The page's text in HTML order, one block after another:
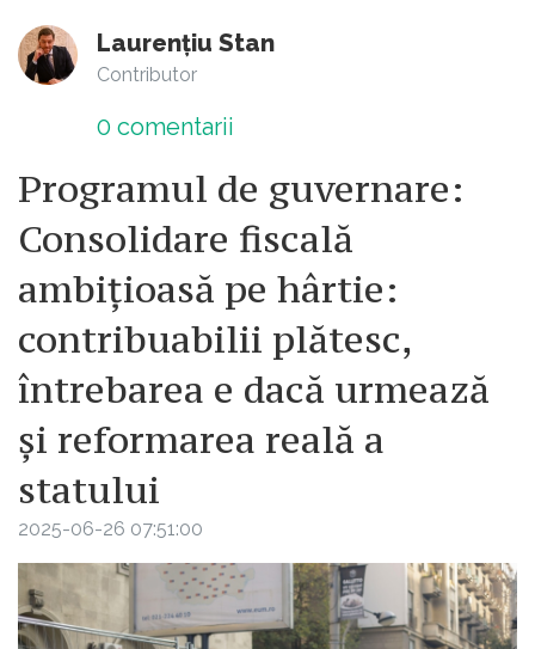
Laurențiu Stan
Contributor
0 comentarii
Programul de guvernare:
Consolidare fiscală
ambițioasă pe hârtie:
contribuabilii plătesc,
întrebarea e dacă urmează
și reformarea reală a
statului
2025-06-26 07:51:00